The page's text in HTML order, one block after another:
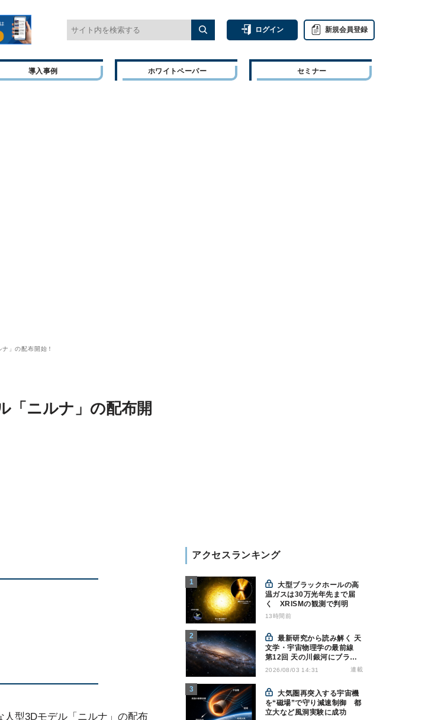
ログイン 新規会員登録
導入事例 ホワイトペーパー セミナー
」の配布開始！
「ニルナ」の配布開
人型3Dモデル「ニルナ」の配布
アクセスランキング
大型ブラックホールの高
温ガスは30万光年先まで届
く XRISMの観測で判明
13時間前
最新研究から読み解く 天
文学・宇宙物理学の最前線
第12回 天の川銀河にブラッ
クホール1億7000万個？ - 大
2026/08/03 14:31 連載
大気圏再突入する宇宙機
を“磁場”で守り減速制御 都
立大など風洞実験に成功